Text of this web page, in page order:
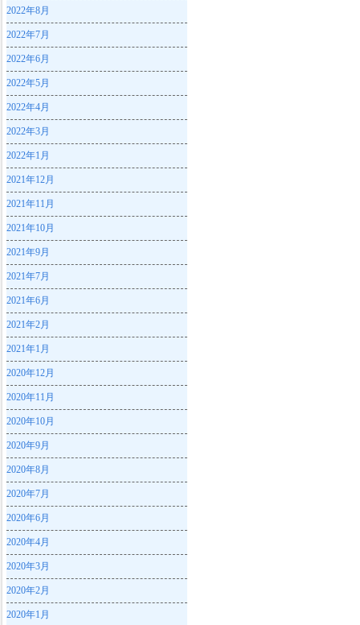
2022年8月
2022年7月
2022年6月
2022年5月
2022年4月
2022年3月
2022年1月
2021年12月
2021年11月
2021年10月
2021年9月
2021年7月
2021年6月
2021年2月
2021年1月
2020年12月
2020年11月
2020年10月
2020年9月
2020年8月
2020年7月
2020年6月
2020年4月
2020年3月
2020年2月
2020年1月